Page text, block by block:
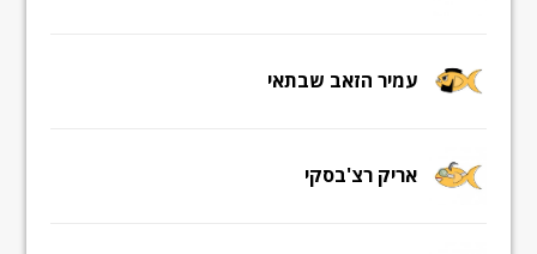
עמיר הזאב שבתאי
אריק רצ'בסקי